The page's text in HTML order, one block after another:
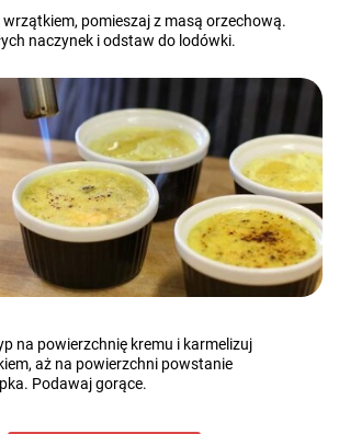
pomieszaj z masą orzechową.
naczynek i odstaw do lodówki.
na powierzchnię kremu i karmelizuj
aż na powierzchni powstanie
Podawaj gorące.